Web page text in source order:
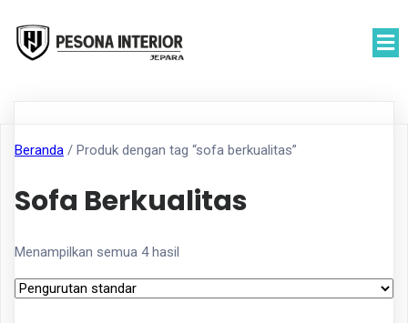
Beranda / Produk dengan tag “sofa berkualitas”
Sofa Berkualitas
Menampilkan semua 4 hasil